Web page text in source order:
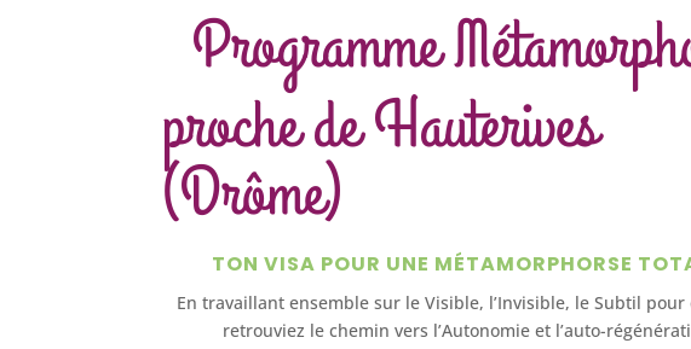
Programme
proche de Hauterives
(Drôme)
TON VISA POUR UNE MÉTAMORPHORSE
En travaillant ensemble sur le Visible, l’Invisible, le Subtil pour
retrouviez le chemin vers l’Autonomie et l’auto-